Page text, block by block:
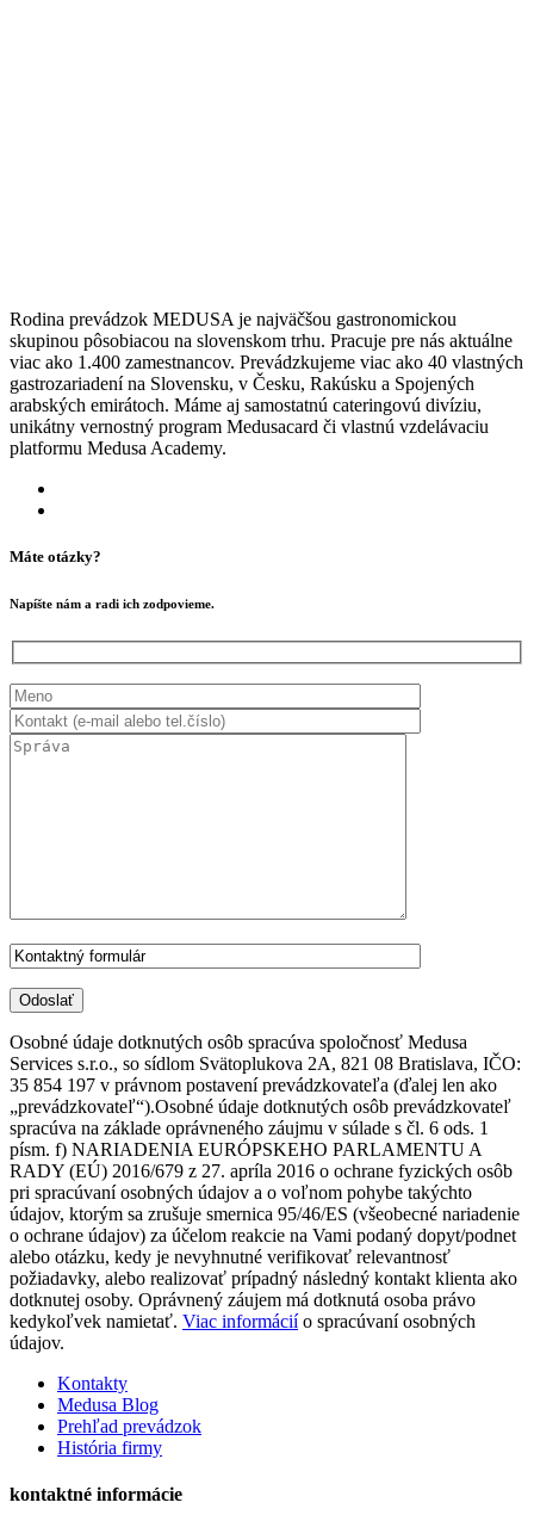
Rodina prevádzok MEDUSA je najväčšou gastronomickou
skupinou pôsobiacou na slovenskom trhu. Pracuje pre nás aktuálne
viac ako 1.400 zamestnancov. Prevádzkujeme viac ako 40 vlastných
gastrozariadení na Slovensku, v Česku, Rakúsku a Spojených
arabských emirátoch. Máme aj samostatnú cateringovú divíziu,
unikátny vernostný program Medusacard či vlastnú vzdelávaciu
platformu Medusa Academy.
Máte otázky?
Napíšte nám a radi ich zodpovieme.
Osobné údaje dotknutých osôb spracúva spoločnosť Medusa
Services s.r.o., so sídlom Svätoplukova 2A, 821 08 Bratislava, IČO:
35 854 197 v právnom postavení prevádzkovateľa (ďalej len ako
„prevádzkovateľ“).Osobné údaje dotknutých osôb prevádzkovateľ
spracúva na základe oprávneného záujmu v súlade s čl. 6 ods. 1
písm. f) NARIADENIA EURÓPSKEHO PARLAMENTU A
RADY (EÚ) 2016/679 z 27. apríla 2016 o ochrane fyzických osôb
pri spracúvaní osobných údajov a o voľnom pohybe takýchto
údajov, ktorým sa zrušuje smernica 95/46/ES (všeobecné nariadenie
o ochrane údajov) za účelom reakcie na Vami podaný dopyt/podnet
alebo otázku, kedy je nevyhnutné verifikovať relevantnosť
požiadavky, alebo realizovať prípadný následný kontakt klienta ako
dotknutej osoby. Oprávnený záujem má dotknutá osoba právo
kedykoľvek namietať. Viac informáciío spracúvaní osobných
údajov.
Kontakty
Medusa Blog
Prehľad prevádzok
História firmy
kontaktné informácie